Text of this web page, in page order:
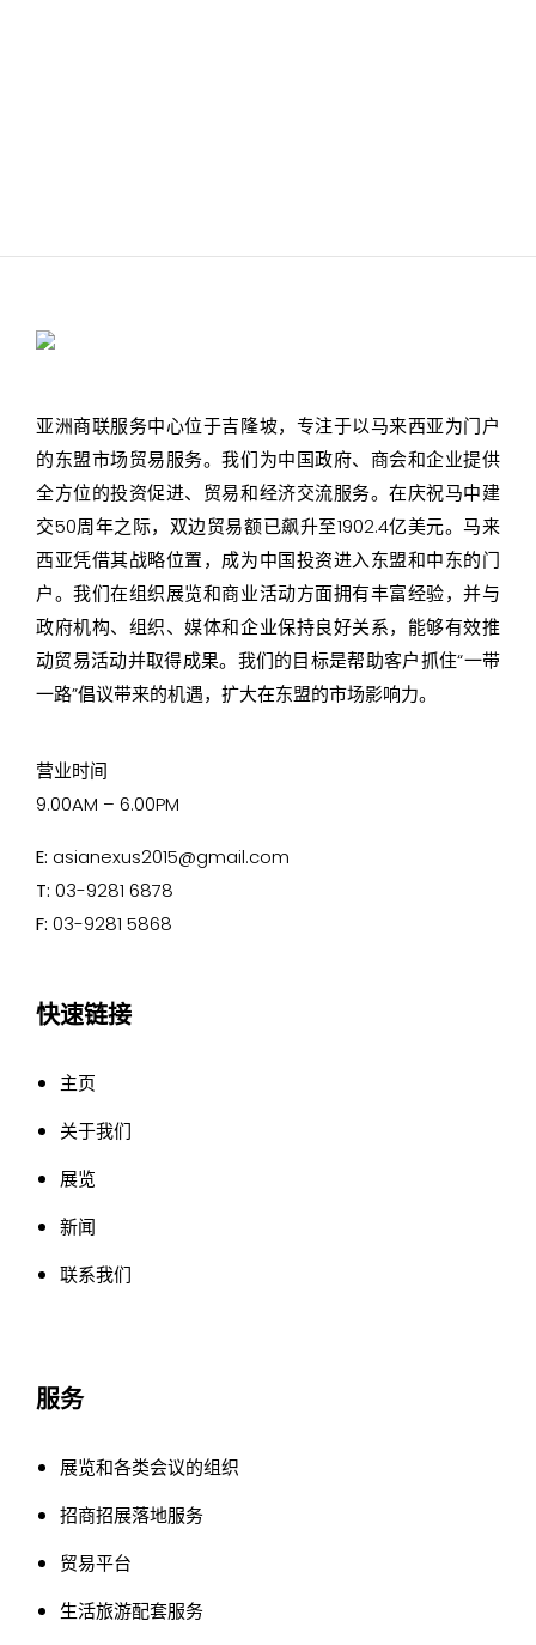
亚洲商联服务中心位于吉隆坡，专注于以马来西亚为门户
的东盟市场贸易服务。我们为中国政府、商会和企业提供
全方位的投资促进、贸易和经济交流服务。在庆祝马中建
交50周年之际，双边贸易额已飙升至1902.4亿美元。马来
西亚凭借其战略位置，成为中国投资进入东盟和中东的门
户。我们在组织展览和商业活动方面拥有丰富经验，并与
政府机构、组织、媒体和企业保持良好关系，能够有效推
动贸易活动并取得成果。我们的目标是帮助客户抓住“一带
一路”倡议带来的机遇，扩大在东盟的市场影响力。
营业时间
9.00AM – 6.00PM
E: asianexus2015@gmail.com
T: 03-9281 6878
F: 03-9281 5868
快速链接
主页
关于我们
展览
新闻
联系我们
服务
展览和各类会议的组织
招商招展落地服务
贸易平台
生活旅游配套服务